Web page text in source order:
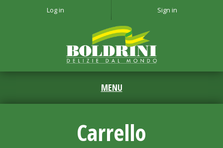
Log in Sign in
Carrello